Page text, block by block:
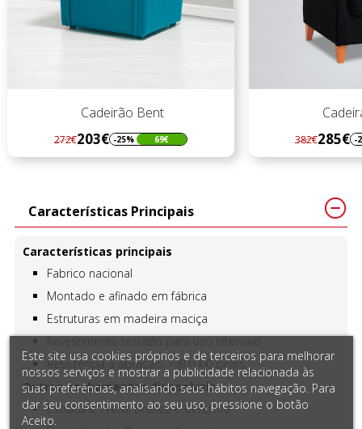
Cadeirão Bent
Regular
preço
272€203€
Preço -25% 69€
Regular
preço
382€285€
Preço -
Características Principais
Características principais
Fabrico nacional
Montado e afinado em fábrica
Estruturas em madeira maciça
Revestimento testado para uso intensivo
Resistência à abrasão: > 80 000 ciclos
Outros acabamentos disponíveis
Estrutura: Preto, Branco e Cerejeira
Este site usa cookies próprios e de terceiros para melhorar
nossos serviços e mostrar a publicidade relacionada às
suas preferências, analisando seus hábitos navegação. Para
dar seu consentimento ao seu uso, pressione o botão
Aceito.